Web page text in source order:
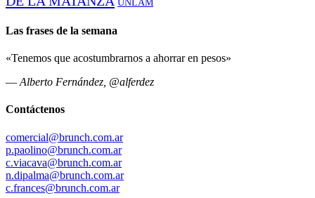
UNLAM
Las frases de la semana
«Tenemos que acostumbrarnos a ahorrar en pesos»
— Alberto Fernández, @alferdez
Contáctenos
comercial@brunch.com.ar
p.paolino@brunch.com.ar
c.viacava@brunch.com.ar
n.dipalma@brunch.com.ar
c.frances@brunch.com.ar